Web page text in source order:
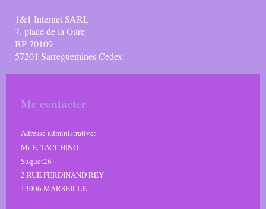
1&1 Internet SARL
7, place de la Gare
BP 70109
57201 Sarreguemines Cedex
Me contacter
Adresse administrative:
Mr E. TACCHINO
Suquet26
2 RUE FERDINAND REY
13006 MARSEILLE